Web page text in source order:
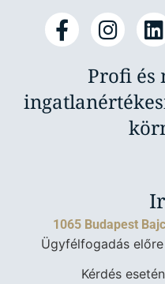
Profi és
1065 Budapest
Ügyfélfogadás
Kérdés